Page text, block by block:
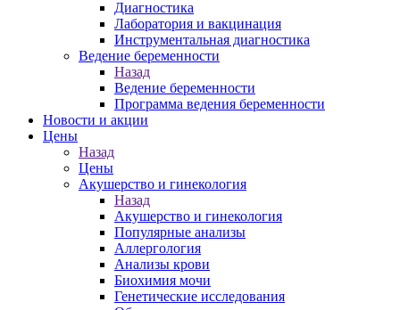
Диагностика
Лаборатория и вакцинация
Инструментальная диагностика
Ведение беременности
Назад
Ведение беременности
Программа ведения беременности
Новости и акции
Цены
Назад
Цены
Акушерство и гинекология
Назад
Акушерство и гинекология
Популярные анализы
Аллергология
Анализы крови
Биохимия мочи
Генетические исследования